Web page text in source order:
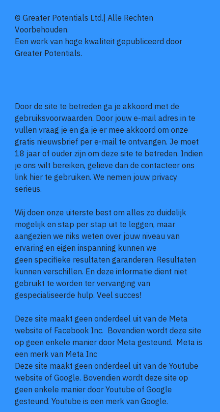
© Greater Potentials Ltd.| Alle Rechten
Voorbehouden.
Een werk van hoge kwaliteit gepubliceerd door
Greater Potentials.
Door de site te betreden ga je akkoord met de
gebruiksvoorwaarden. Door jouw e-mail adres in te
vullen vraag je en ga je er mee akkoord om onze
gratis nieuwsbrief per e-mail te ontvangen. Je moet
18 jaar of ouder zijn om deze site te betreden. Indien
je ons wilt bereiken, gelieve dan de contacteer ons
link hier te gebruiken. We nemen jouw privacy
serieus.
Wij doen onze uiterste best om alles zo duidelijk
mogelijk en stap per stap uit te leggen, maar
aangezien we niks weten over jouw niveau van
ervaring en eigen inspanning kunnen we
geen specifieke resultaten garanderen. Resultaten
kunnen verschillen. En deze informatie dient niet
gebruikt te worden ter vervanging van
gespecialiseerde hulp. Veel succes!
Deze site maakt geen onderdeel uit van de Meta
website of Facebook Inc. Bovendien wordt deze site
op geen enkele manier door Meta gesteund. Meta is
een merk van Meta Inc
Deze site maakt geen onderdeel uit van de Youtube
website of Google. Bovendien wordt deze site op
geen enkele manier door Youtube of Google
gesteund. Youtube is een merk van Google.